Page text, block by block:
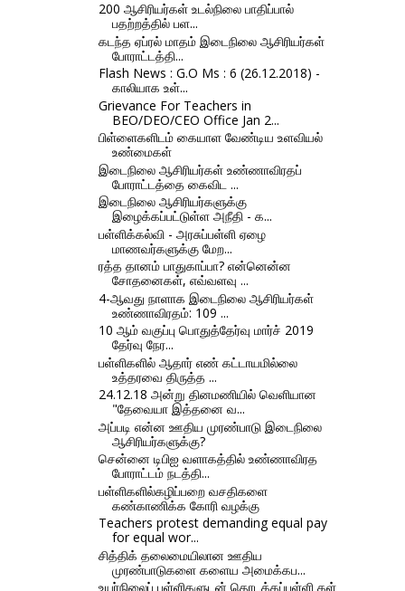
200 ஆசிரியர்கள் உடல்நிலை பாதிப்பால்
பதற்றத்தில் பள...
கடந்த ஏப்ரல் மாதம் இடைநிலை ஆசிரியர்கள்
போராட்டத்தி...
Flash News : G.O Ms : 6 (26.12.2018) -
காலியாக உள்...
Grievance For Teachers in
BEO/DEO/CEO Office Jan 2...
பிள்ளைகளிடம் கையாள வேண்டிய உளவியல்
உண்மைகள்
இடைநிலை ஆசிரியர்கள் உண்ணாவிரதப்
போராட்டத்தை கைவிட ...
இடைநிலை ஆசிரியர்களுக்கு
இழைக்கப்பட்டுள்ள அநீதி - க...
பள்ளிக்கல்வி - அரசுப்பள்ளி ஏழை
மாணவர்களுக்கு மேற...
ரத்த தானம் பாதுகாப்பா? என்னென்ன
சோதனைகள், எவ்வளவு ...
4-ஆவது நாளாக இடைநிலை ஆசிரியர்கள்
உண்ணாவிரதம்: 109 ...
10 ஆம் வகுப்பு பொதுத்தேர்வு மார்ச் 2019
தேர்வு நேர...
பள்ளிகளில் ஆதார் எண் கட்டாயமில்லை
உத்தரவை திருத்த ...
24.12.18 அன்று தினமணியில் வெளியான
"தேவையா இத்தனை வ...
அப்படி என்ன ஊதிய முரண்பாடு இடைநிலை
ஆசிரியர்களுக்கு?
சென்னை டிபிஐ வளாகத்தில் உண்ணாவிரத
போராட்டம் நடத்தி...
பள்ளிகளில்கழிப்பறை வசதிகளை
கண்காணிக்க கோரி வழக்கு
Teachers protest demanding equal pay
for equal wor...
சித்திக் தலைமையிலான ஊதிய
முரண்பாடுகளை களைய அமைக்கப...
உயர்நிலைப் பள்ளிகளுடன் தொடக்கப்பள்ளி கள்